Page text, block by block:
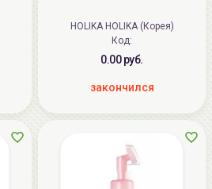
HOLIKA HOLIKA (Корея)
Код:
0.00 руб.
закончился